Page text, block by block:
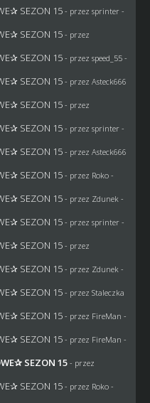
SEZON 15 - przez sprinter -
SEZON 15 - przez
SEZON 15 - przez speed_55 -
SEZON 15 - przez Asteck666
SEZON 15 - przez
SEZON 15 - przez sprinter -
SEZON 15 - przez Asteck666
SEZON 15 - przez Roko-
SEZON 15 - przez Zdunek -
SEZON 15 - przez sprinter -
SEZON 15 - przez
SEZON 15 - przez Zdunek -
SEZON 15 - przez Staleczka
SEZON 15 - przez FireMan -
SEZON 15 - przez FireMan -
SEZON 15 - przez
SEZON 15 - przez Roko-